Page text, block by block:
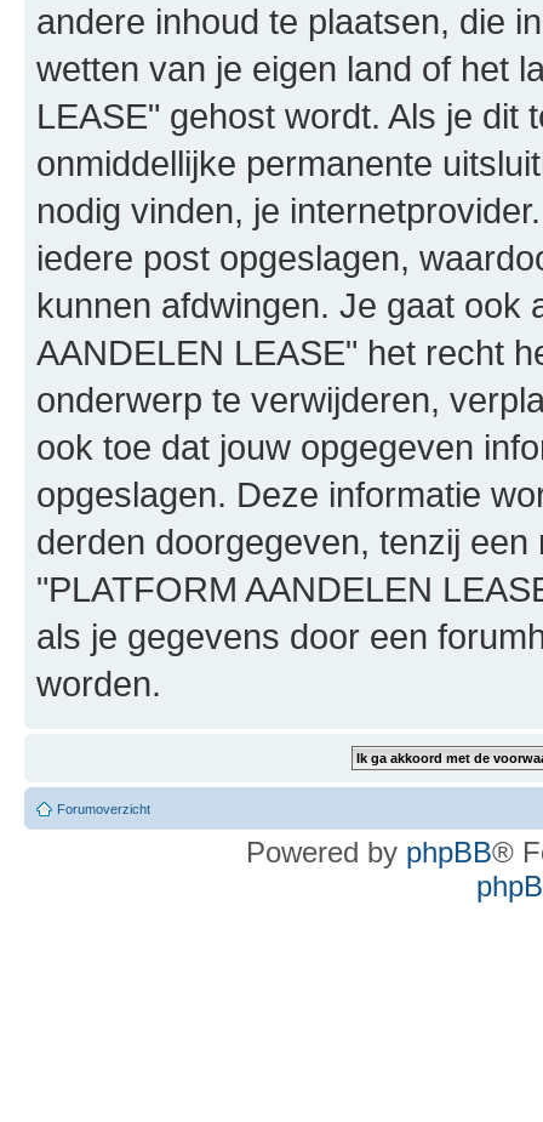
andere inhoud te plaatsen, die
wetten van je eigen land of het
LEASE" gehost wordt. Als je dit
onmiddellijke permanente
nodig vinden, je
iedere post opgeslagen,
kunnen afdwingen. Je gaat ook
AANDELEN LEASE" het recht
onderwerp te verwijderen,
ook toe dat jouw opgegeven
opgeslagen. Deze informatie
derden doorgegeven, tenzij
"PLATFORM AANDELEN
als je gegevens door een
worden.
Forumoverzicht
Powered by phpBB®